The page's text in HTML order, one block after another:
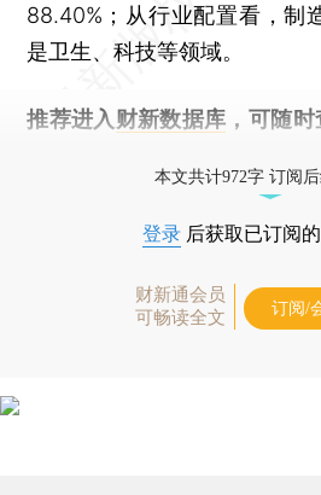
88.40%；从行业配置看，制
是卫生、科技等领域。
推荐进入 财新数据库 ，可随
本文共计972字 订阅
登录 后获取已订阅
财新通会员
可畅读全文
订阅/